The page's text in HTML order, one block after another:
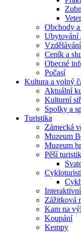
Obchody
Ubytování
Vzdělávání
Ceník a
Obecné
Počasí
Kultura a volný
Aktuální
Kulturní
Spolky a
Turistika
Zámecká
Muzeum
Muzeum
Pěší
Zážitková
Kam na
Koupání
Kempy